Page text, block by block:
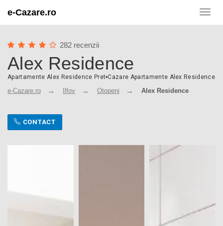
e-Cazare.ro
282 recenzii
Alex Residence
Apartamente Alex Residence Pret•Cazare Apartamente Alex Residence
e-Cazare.ro Ilfov Otopeni Alex Residence
CONTACT